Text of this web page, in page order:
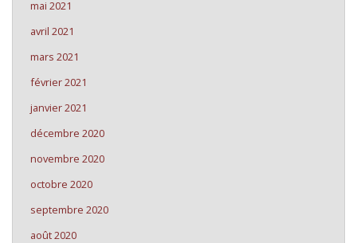
mai 2021
avril 2021
mars 2021
février 2021
janvier 2021
décembre 2020
novembre 2020
octobre 2020
septembre 2020
août 2020